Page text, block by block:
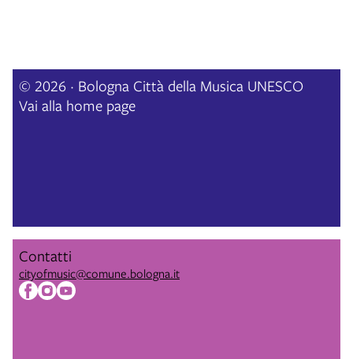
© 2026 · Bologna Città della Musica UNESCO
Vai alla home page
Contatti
cityofmusic@comune.bologna.it